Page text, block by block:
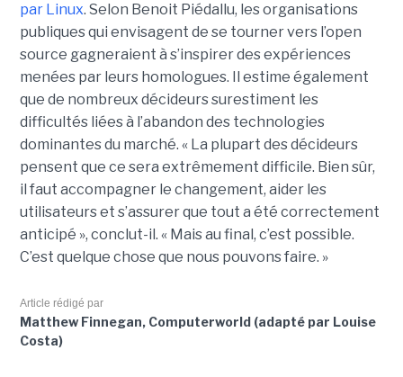
par Linux. Selon Benoit Piédallu, les organisations
publiques qui envisagent de se tourner vers l’open
source gagneraient à s’inspirer des expériences
menées par leurs homologues. Il estime également
que de nombreux décideurs surestiment les
difficultés liées à l’abandon des technologies
dominantes du marché. « La plupart des décideurs
pensent que ce sera extrêmement difficile. Bien sûr,
il faut accompagner le changement, aider les
utilisateurs et s’assurer que tout a été correctement
anticipé », conclut-il. « Mais au final, c’est possible.
C’est quelque chose que nous pouvons faire. »
Article rédigé par
Matthew Finnegan, Computerworld (adapté par Louise
Costa)